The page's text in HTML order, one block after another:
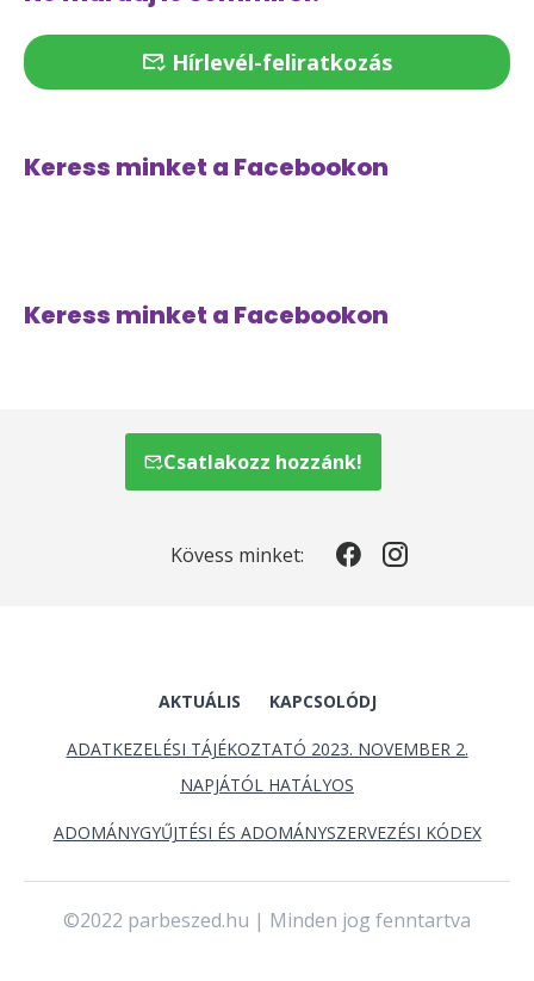
Hírlevél-feliratkozás
Keress minket a Facebookon
Keress minket a Facebookon
Csatlakozz hozzánk!
Kövess minket:
AKTUÁLIS KAPCSOLÓDJ
ADATKEZELÉSI TÁJÉKOZTATÓ 2023. NOVEMBER 2.
NAPJÁTÓL HATÁLYOS
ADOMÁNYGYŰJTÉSI ÉS ADOMÁNYSZERVEZÉSI KÓDEX
©2022 parbeszed.hu | Minden jog fenntartva